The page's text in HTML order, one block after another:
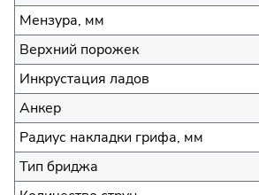
Мензура, мм
Верхний порожек
Инкрустация ладов
Анкер
Радиус накладки грифа, мм
Тип бриджа